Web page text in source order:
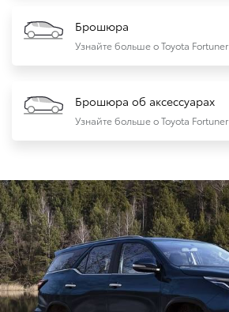
Брошюра
Узнайте больше о Toyota Fortuner
Брошюра об аксессуарах
Узнайте больше о Toyota Fortuner